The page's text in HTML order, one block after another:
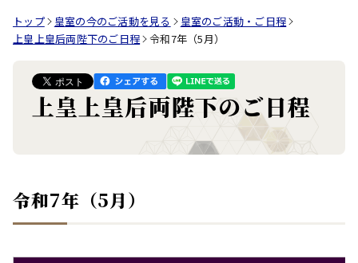
トップ 皇室の今のご活動を見る
皇室のご活動・ご日程
上皇上皇后両陛下のご日程
令和7年（5月）
上皇上皇后両陛下のご日程
令和7年（5月）